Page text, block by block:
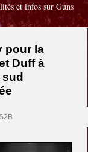
et infos sur Guns
pour la
Duff à